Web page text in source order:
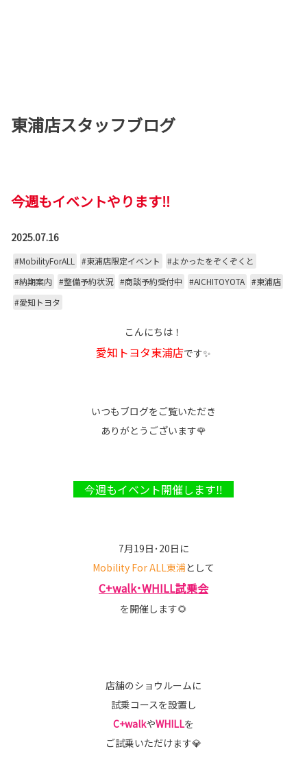
東浦店スタッフブログ
今週もイベントやります‼
2025.07.16
#MobilityForALL #東浦店限定イベント
#よかったをぞくぞくと
#納期案内
#整備予約状況 #商談予約受付中 #AICHITOYOTA #東浦店
#愛知トヨタ
こんにちは！
愛知トヨタ東浦店です✨
いつもブログをご覧いただき
ありがとうございます🌹
今週もイベント開催します‼
7月19日･20日に
Mobility For ALL東浦として
C+walk･WHILL試乗会
を開催します🌻
店舗のショウルームに
試乗コースを設置し
C+walkやWHILLを
ご試乗いただけます💎